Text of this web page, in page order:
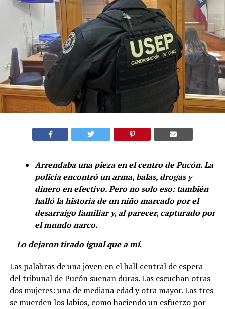
Arrendaba una pieza en el centro de Pucón. La
policía encontró un arma, balas, drogas y
dinero en efectivo. Pero no solo eso: también
halló la historia de un niño marcado por el
desarraigo familiar y, al parecer, capturado por
el mundo narco.
—Lo dejaron tirado igual que a mí.
Las palabras de una joven en el hall central de espera
del tribunal de Pucón suenan duras. Las escuchan otras
dos mujeres: una de mediana edad y otra mayor. Las tres
se muerden los labios, como haciendo un esfuerzo por